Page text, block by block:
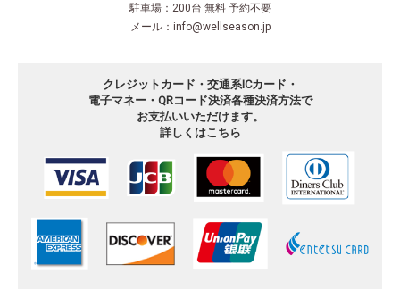
駐車場： 200台 無料 予約不要
メール： info@wellseason.jp
クレジットカード・交通系ICカード・
電子マネー・QRコード決済各種決済方法で
お支払いいただけます。
詳しくはこちら